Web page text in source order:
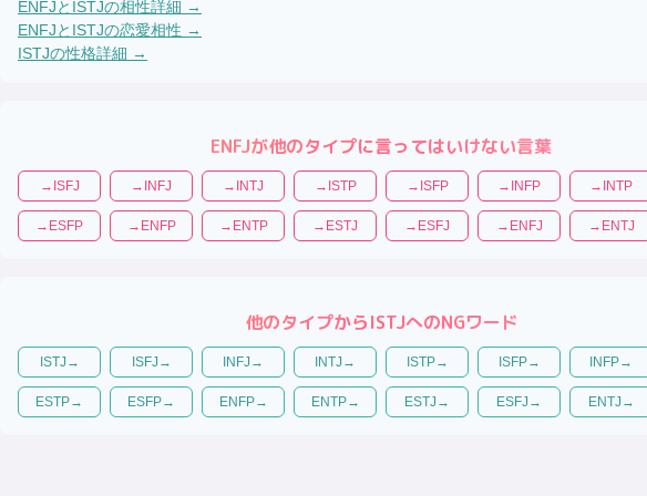
ENFJと ISTJの相性詳細 →
ENFJと ISTJの恋愛相性 →
ISTJの性格詳細 →
ENFJが他のタイプに言ってはいけない言葉
→ ISFJ → INFJ → INTJ → ISTP → ISFP → INFP → INTP
→ ESFP → ENFP → ENTP → ESTJ → ESFJ → ENFJ → ENTJ
他のタイプからISTJへのNGワード
ISTJ → ISFJ → INFJ → INTJ → ISTP→ ISFP→ INFP→
ESTP→ ESFP→ ENFP→ ENTP→ ESTJ → ESFJ → ENTJ →